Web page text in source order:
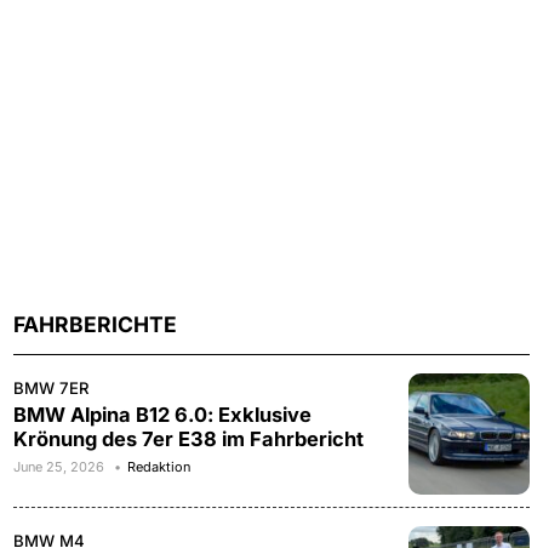
FAHRBERICHTE
BMW 7ER
BMW Alpina B12 6.0: Exklusive
Krönung des 7er E38 im Fahrbericht
June 25, 2026 Redaktion
BMW M4